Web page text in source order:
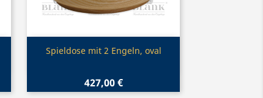
 Vorschau
Spieldose mit 2 Engeln, oval
427,00 €